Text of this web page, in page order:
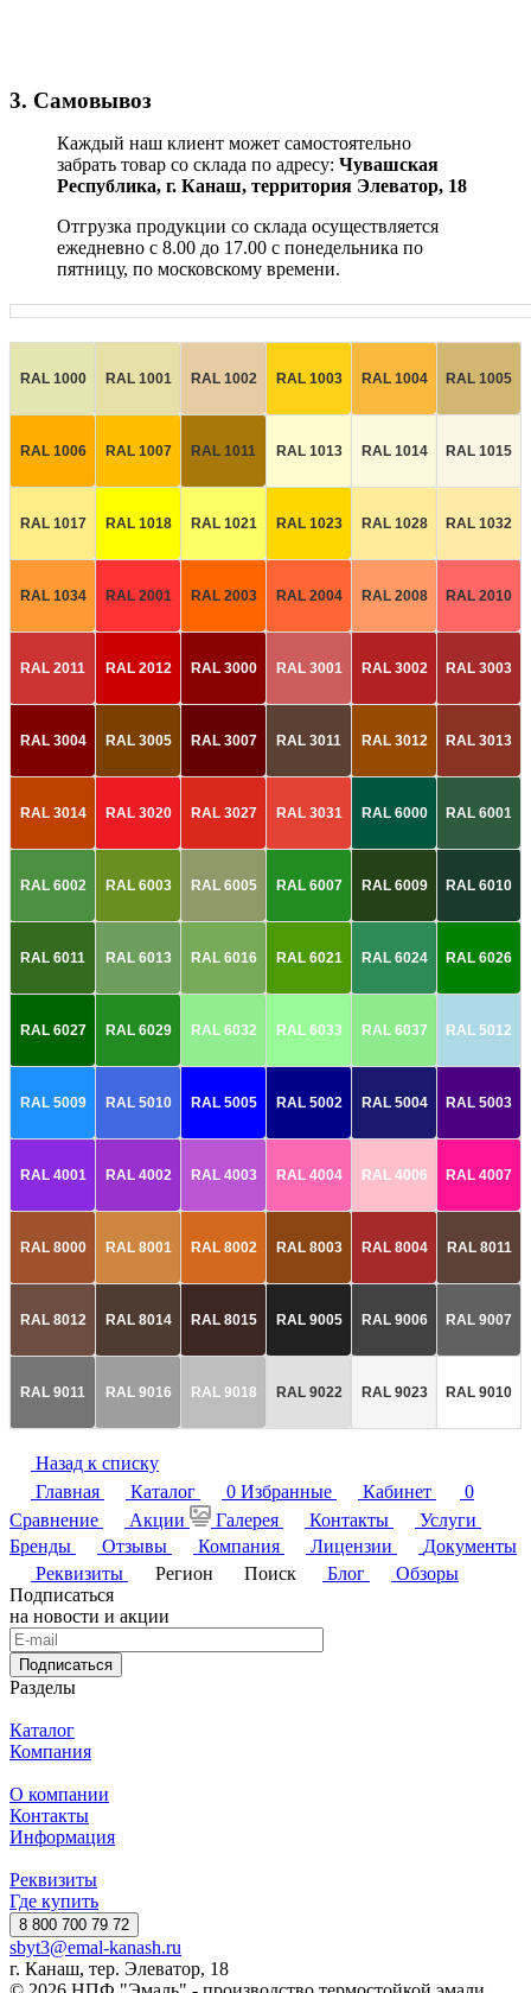
3. Самовывоз
Каждый наш клиент может самостоятельно
забрать товар со склада по адресу: Чувашская
Республика, г. Канаш, территория Элеватор, 18
Отгрузка продукции со склада осуществляется
ежедневно с 8.00 до 17.00 с понедельника по
пятницу, по московскому времени.
RAL 1000 RAL 1001 RAL 1002 RAL 1003 RAL 1004 RAL 1005
RAL 1006 RAL 1007 RAL 1011 RAL 1013 RAL 1014 RAL 1015
RAL 1017 RAL 1018 RAL 1021 RAL 1023 RAL 1028 RAL 1032
RAL 1034 RAL 2001 RAL 2003 RAL 2004 RAL 2008 RAL 2010
RAL 2011 RAL 2012 RAL 3000 RAL 3001 RAL 3002 RAL 3003
RAL 3004 RAL 3005 RAL 3007 RAL 3011 RAL 3012 RAL 3013
RAL 3014 RAL 3020 RAL 3027 RAL 3031 RAL 6000 RAL 6001
RAL 6002 RAL 6003 RAL 6005 RAL 6007 RAL 6009 RAL 6010
RAL 6011 RAL 6013 RAL 6016 RAL 6021 RAL 6024 RAL 6026
RAL 6027 RAL 6029 RAL 6032 RAL 6033 RAL 6037 RAL 5012
RAL 5009 RAL 5010 RAL 5005 RAL 5002 RAL 5004 RAL 5003
RAL 4001 RAL 4002 RAL 4003 RAL 4004 RAL 4006 RAL 4007
RAL 8000 RAL 8001 RAL 8002 RAL 8003 RAL 8004 RAL 8011
RAL 8012 RAL 8014 RAL 8015 RAL 9005 RAL 9006 RAL 9007
RAL 9011 RAL 9016 RAL 9018 RAL 9022 RAL 9023 RAL 9010
Назад к списку
Главная
Каталог 0 Избранные Кабинет
0
Сравнение
Акции Галерея Контакты
Услуги
Бренды
Отзывы Компания Лицензии
Документы
Реквизиты
Регион Поиск Блог
Обзоры
Подписаться
на новости и акции
Подписаться
Разделы
Каталог
Компания
О компании
Контакты
Информация
Реквизиты
Где купить
8 800 700 79 72
sbyt3@emal-kanash.ru
г. Канаш, тер. Элеватор, 18